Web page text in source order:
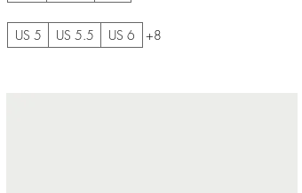
US 5 US 5.5 US 6 +8